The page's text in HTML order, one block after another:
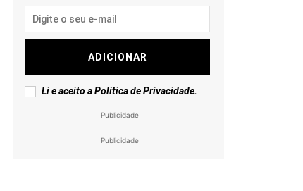
ADICIONAR
Li e aceito aPolítica de Privacidade.
Publicidade
Publicidade